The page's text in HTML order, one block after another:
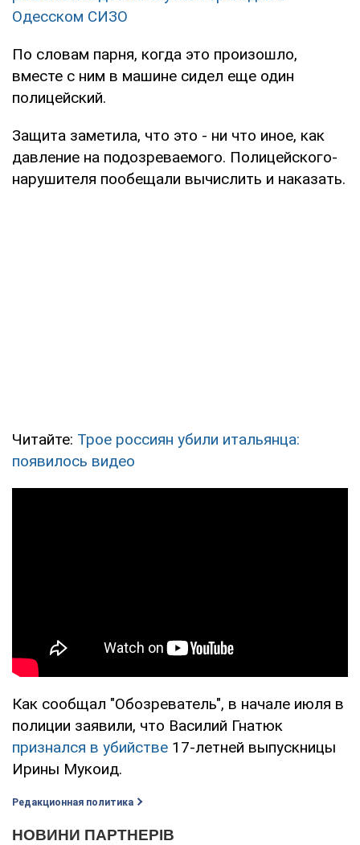
Одесском СИЗО
По словам парня, когда это произошло,
вместе с ним в машине сидел еще один
полицейский.
Защита заметила, что это - ни что иное, как
давление на подозреваемого. Полицейского-
нарушителя пообещали вычислить и наказать.
Читайте: Трое россиян убили итальянца:
появилось видео
Как сообщал "Обозреватель", в начале июля в
полиции заявили, что Василий Гнатюк
признался в убийстве 17-летней выпускницы
Ирины Мукоид.
Редакционная политика